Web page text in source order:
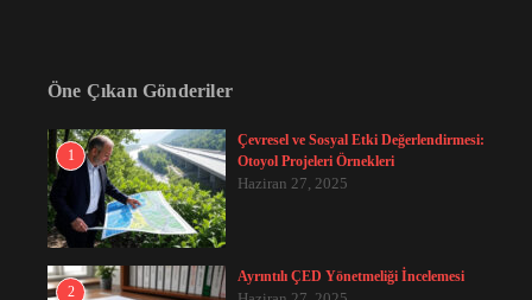
Öne Çıkan Gönderiler
1
Çevresel ve Sosyal Etki Değerlendirmesi:
Otoyol Projeleri Örnekleri
Haziran 27, 2025
2
Ayrıntılı ÇED Yönetmeliği İncelemesi